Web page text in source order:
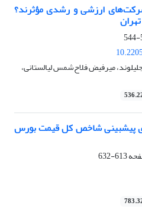
ارزشی و رشدی مؤثرند؟
میرفیض فلاح‌‏شمس لیالستانی،
ارائۀ روش هیبریدی نوین برای پیش‎بینی شاخص کل قیمت بورس
613-632